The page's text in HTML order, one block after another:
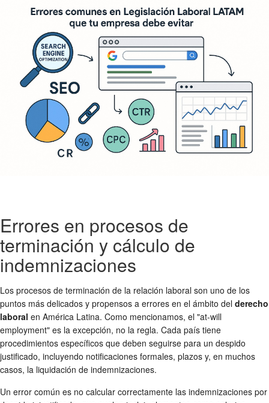
Errores en procesos de
terminación y cálculo de
indemnizaciones
Los procesos de terminación de la relación laboral son uno de los
puntos más delicados y propensos a errores en el ámbito del derecho
laboral en América Latina. Como mencionamos, el "at-will
employment" es la excepción, no la regla. Cada país tiene
procedimientos específicos que deben seguirse para un despido
justificado, incluyendo notificaciones formales, plazos y, en muchos
casos, la liquidación de indemnizaciones.
Un error común es no calcular correctamente las indemnizaciones por